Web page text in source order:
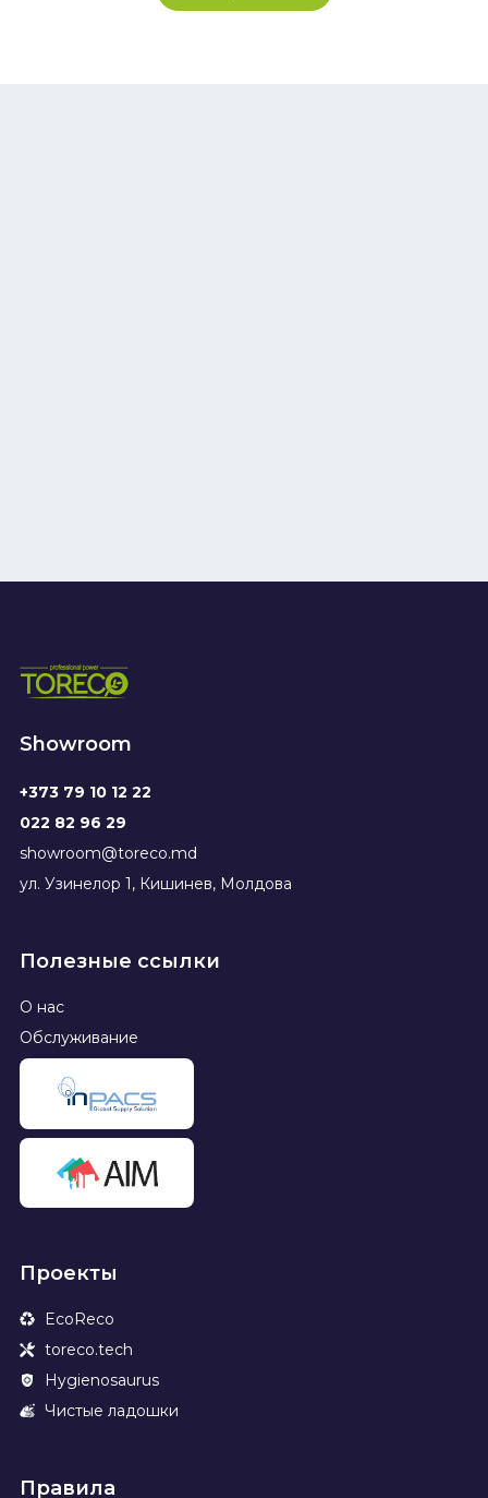
Showroom
+373 79 10 12 22
022 82 96 29
showroom@toreco.md
ул. Узинелор 1, Кишинев, Молдова
Полезные ссылки
О нас
Обслуживание
Проекты
EcoReco
toreco.tech
Hygienosaurus
Чистые ладошки
Правила